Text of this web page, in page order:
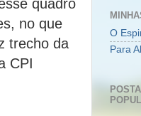
quadro
no que
trecho da
CPI
O
Para